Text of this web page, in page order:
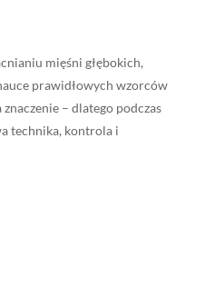
mięśni głębokich,
prawidłowych wzorców
– dlatego podczas
technika, kontrola i